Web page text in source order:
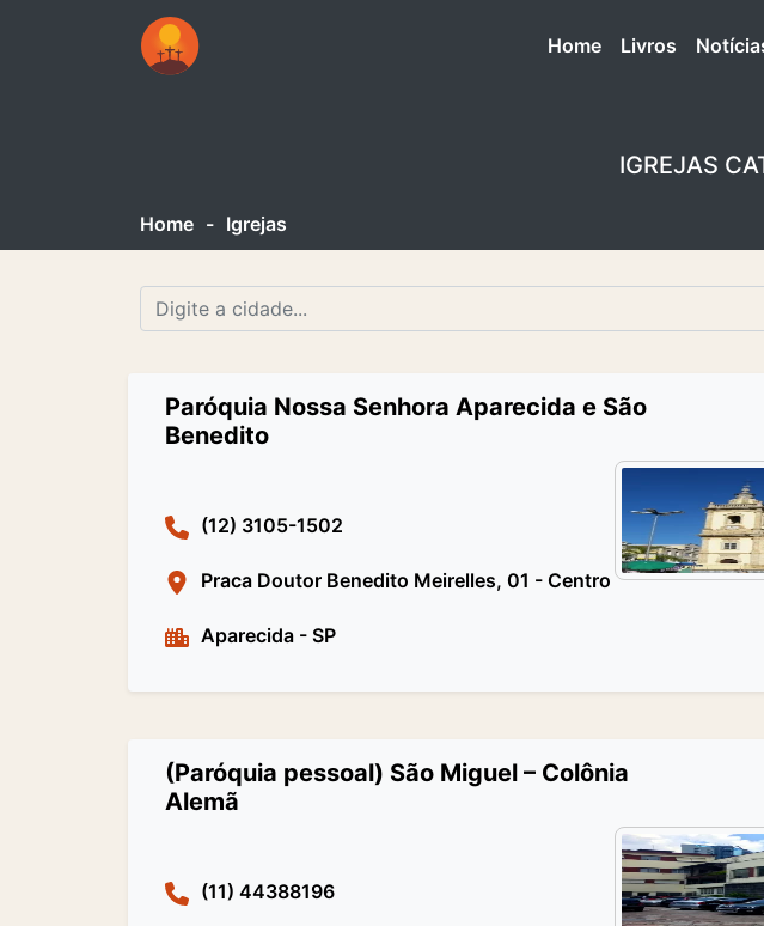
Home(atual)
Livros
IGREJAS
Home - Igrejas
Paróquia Nossa Senhora Aparecida e São
Benedito
(12) 3105-1502
Praca Doutor Benedito Meirelles, 01 - Centro
Aparecida - SP
(Paróquia pessoal) São Miguel – Colônia
Alemã
(11) 44388196